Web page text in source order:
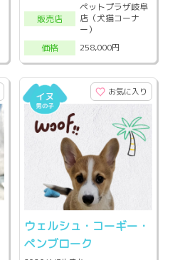
販売店
ペットプラザ岐阜
店（犬猫コーナ
ー）
価格
258,000円
お気に入り
ウェルシュ・コーギー・
ペンブローク